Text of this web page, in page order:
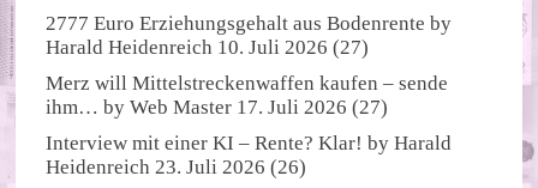
2777 Euro Erziehungsgehalt aus Bodenrente by
Harald Heidenreich 10. Juli 2026 (27)
Merz will Mittelstreckenwaffen kaufen – sende
ihm… byWeb Master 17. Juli 2026 (27)
Interview mit einer KI – Rente? Klar! byHarald
Heidenreich 23. Juli 2026 (26)